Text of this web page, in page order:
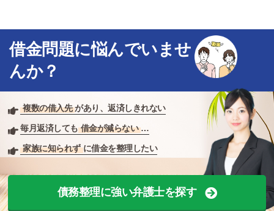
借金問題に悩んでいませ
んか？
複数の借入先 があり、返済しきれない
毎月返済しても 借金が減らない …
家族に知られず に借金を整理したい
債務整理に強い弁護士を探す